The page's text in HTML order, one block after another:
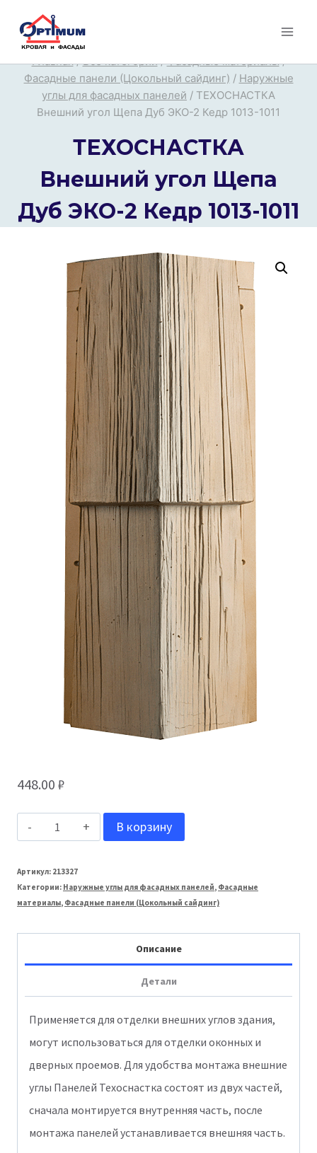
Перейти
Главная / Все категории / Фасадные материалы /
Фасадные панели (Цокольный сайдинг) / Наружные
углы для фасадных панелей / ТЕХОСНАСТКА
Внешний угол Щепа Дуб ЭКО-2 Кедр 1013-1011
ТЕХОСНАСТКА
Внешний угол Щепа
Дуб ЭКО-2 Кедр 1013-1011
448.00 ₽
Количество
ТЕХОСНАСТКА
Внешний
Щепа
Дуб
1013-
1011
В корзину
Артикул: 213327
Категории: Наружные углы для фасадных панелей, Фасадные
материалы, Фасадные панели (Цокольный сайдинг)
Описание
Детали
Применяется для отделки внешних углов здания,
могут использоваться для отделки оконных и
дверных проемов. Для удобства монтажа внешние
углы Панелей Техоснастка состоят из двух частей,
сначала монтируется внутренняя часть, после
монтажа панелей устанавливается внешняя часть.